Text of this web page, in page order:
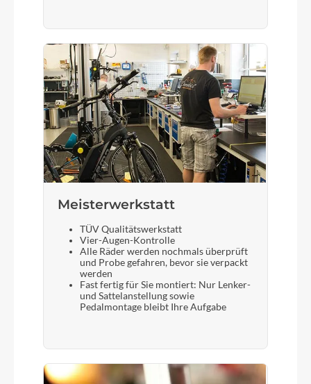
Meisterwerkstatt
TÜV Qualitätswerkstatt
Vier-Augen-Kontrolle
Alle Räder werden nochmals überprüft
und Probe gefahren, bevor sie verpackt
werden
Fast fertig für Sie montiert: Nur Lenker-
und Sattelanstellung sowie
Pedalmontage bleibt Ihre Aufgabe